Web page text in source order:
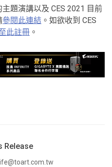
題演講以及 CES 2021 目前
參閱此連結 。如欲收到 CES
至此註冊 。
Release